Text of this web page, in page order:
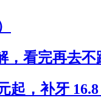
看完再去不
起，补牙